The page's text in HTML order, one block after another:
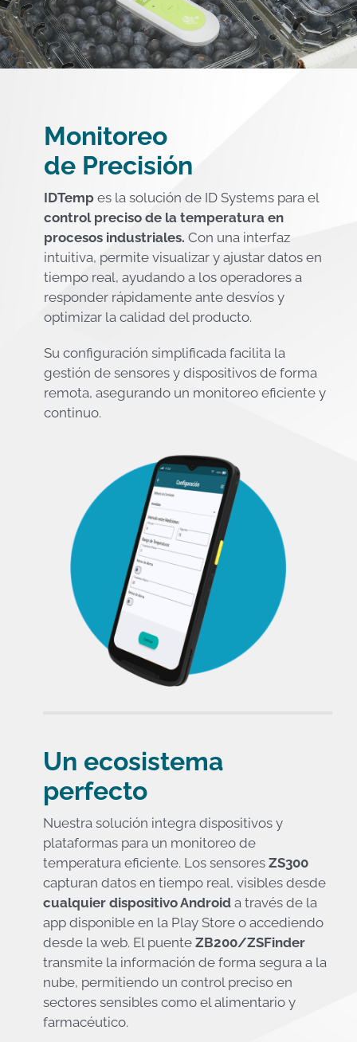
Monitoreo
de Precisión
IDTempes la solución de ID Systems para el
control preciso de la temperatura en
procesos industriales. Con una interfaz
intuitiva, permite visualizar y ajustar datos en
tiempo real, ayudando a los operadores a
responder rápidamente ante desvíos y
optimizar la calidad del producto.
Su configuración simplificada facilita la
gestión de sensores y dispositivos de forma
remota, asegurando un monitoreo eficiente y
continuo.
Un ecosistema
perfecto
Nuestra solución integra dispositivos y
plataformas para un monitoreo de
temperatura eficiente. Los sensores ZS300
capturan datos en tiempo real, visibles desde
cualquier dispositivo Androida través de la
app disponible en la Play Store o accediendo
desde la web. El puente ZB200/ZSFinder
transmite la información de forma segura a la
nube, permitiendo un control preciso en
sectores sensibles como el alimentario y
farmacéutico.